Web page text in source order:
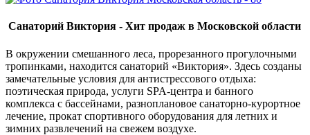
Санаторий Виктория - Хит продаж в Московской области
В окружении смешанного леса, прорезанного прогулочными
тропинками, находится санаторий «Виктория». Здесь созданы
замечательные условия для антистрессового отдыха:
поэтическая природа, услуги SPA-центра и банного
комплекса с бассейнами, разноплановое санаторно-курортное
лечение, прокат спортивного оборудования для летних и
зимних развлечений на свежем воздухе.